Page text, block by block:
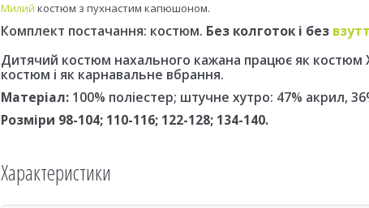
Милий костюм з пухнастим капюшоном.
Комплект постачання: костюм. Без колготок і без
Дитячий костюм нахального кажана працює як костюм
костюм і як карнавальне вбрання.
Матеріал: 100% поліестер; штучне хутро: 47% акрил,
Розміри 98-104; 110-116; 122-128; 134-140.
Характеристики